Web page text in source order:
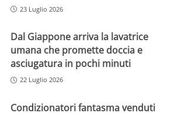
23 Luglio 2026
Dal Giappone arriva la lavatrice
umana che promette doccia e
asciugatura in pochi minuti
22 Luglio 2026
Condizionatori fantasma venduti